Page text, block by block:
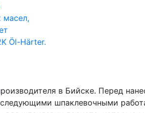
масел,
Öl-Härter.
в Бийске. Перед
шпаклевочными